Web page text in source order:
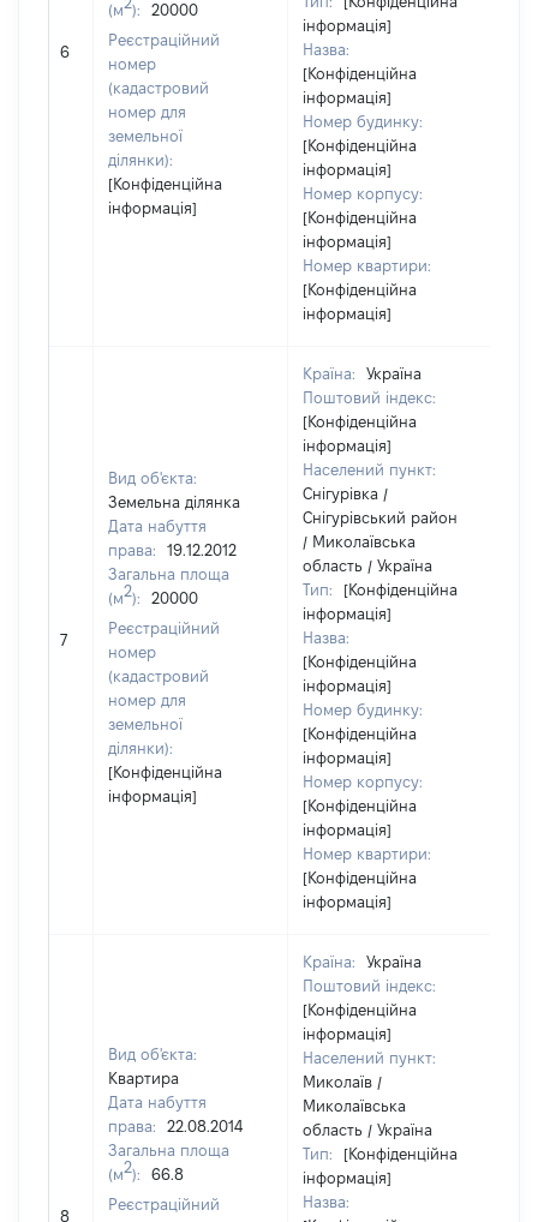
6
(м ):
20000
Реєстраційний
номер
(кадастровий
номер для
земельної
ділянки):
[Конфіденційна
інформація]
інформація]
Назва:
[Конфіденційна
інформація]
Номер будинку:
[Конфіденційна
інформація]
Номер корпусу:
[Конфіденційна
інформація]
Номер квартири:
[Конфіденційна
інформація]
7
Вид об'єкта:
Земельна ділянка
Дата набуття
права:
19.12.2012
Загальна площа
(м2):
20000
Реєстраційний
номер
(кадастровий
номер для
земельної
ділянки):
[Конфіденційна
інформація]
Країна:
Україна
Поштовий індекс:
[Конфіденційна
інформація]
Населений пункт:
Снігурівка /
Снігурівський район
/ Миколаївська
область / Україна
Тип:
[Конфіденційна
інформація]
Назва:
[Конфіденційна
інформація]
Номер будинку:
[Конфіденційна
інформація]
Номер корпусу:
[Конфіденційна
інформація]
Номер квартири:
[Конфіденційна
інформація]
8
Вид об'єкта:
Квартира
Дата набуття
права:
22.08.2014
Загальна площа
(м2):
66.8
Реєстраційний
Країна:
Україна
Поштовий індекс:
[Конфіденційна
інформація]
Населений пункт:
Миколаїв /
Миколаївська
область / Україна
Тип:
[Конфіденційна
інформація]
Назва: